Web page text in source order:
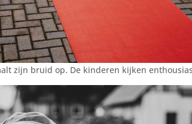
zijn bruid op. De kinderen kijken